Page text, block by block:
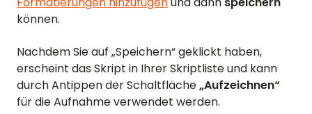
BEWERTUNGEN
VIDEO
SUPPORT
können.
Nachdem Sie auf „Speichern“ geklickt haben,
erscheint das Skript in Ihrer Skriptliste und kann
durch Antippen der Schaltfläche„Aufzeichnen“
für die Aufnahme verwendet werden.